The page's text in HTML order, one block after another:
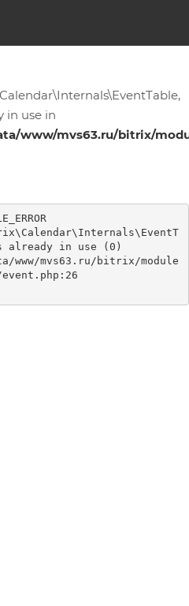
in use in
www/mvs63.ru/bitrix/
already in use (0)
www/mvs63.ru/bitrix/module